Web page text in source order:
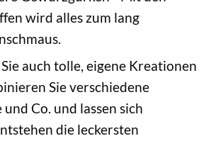
wird alles zum lang
auch tolle, eigene Kreationen
Sie verschiedene
Co. und lassen sich
die leckersten